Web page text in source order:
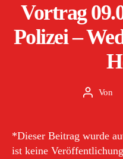
Vortrag
Polizei –
Von
*Dieser Beitrag wurde
ist keine